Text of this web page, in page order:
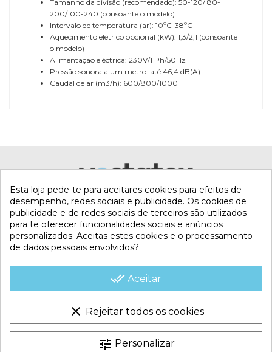
Tamanho da divisão (recomendado): 50-120/ 80-
200/100-240 (consoante o modelo)
Intervalo de temperatura (ar): 10ºC-38ºC
Aquecimento elétrico opcional (kW): 1,3/2,1 (consoante
o modelo)
Alimentação eléctrica: 230V/1 Ph/50Hz
Pressão sonora a um metro: até 46,4 dB(A)
Caudal de ar (m3/h): 600/800/1000
CONTACTA CON NOSOTROS
CONDICIONES COMERCIALES
Esta loja pede-te para aceitares cookies para efeitos de
desempenho, redes sociais e publicidade. Os cookies de
publicidade e de redes sociais de terceiros são utilizados
para te oferecer funcionalidades sociais e anúncios
personalizados. Aceitas estes cookies e o processamento
de dados pessoais envolvidos?
done_all Aceitar
clear Rejeitar todos os cookies
tune Personalizar